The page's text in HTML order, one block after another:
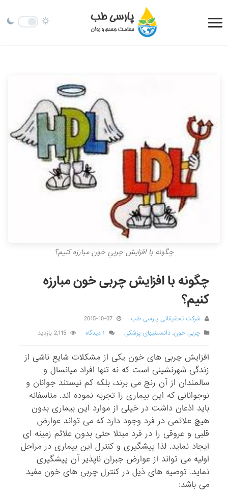
چگونه با افزايش چربي خون مبارزه کنيم؟
چگونه با افزایش چربی خون مبارزه
کنیم؟
شرکت تحقیقاتی پارسی طب
2015-10-07
چربی خون,دانستنیهای پزشکی ۱ دیدگاه 2,115 بازدید
افزایش چربی های خون یکی از مشکلات شایع ناشی از
زندگی شهرنشینی است که نه تنها افراد میانسال و
سالمندان از آن رنج می برند، بلکه کم نیستند جوانان و
نوجوانانی که این بیماری را تجربه نموده اند. متاسفانه
باید اذعان داشت در خیلی از موارد این بیماری بدون
هیچ علائمی در فرد وجود دارد که می تواند عوارض
قلبی و عروقی را در فرد مبتلا حتی بدون علائم زمینه ای
ایجاد نماید. لذا پیشگیری و کنترل این بیماری در مراحل
اولیه می تواند از عوارض جبران ناپذیر آن پیشگیری
نماید. توصیه های ذیل در کنترل چربی های خون مفید
می باشد: